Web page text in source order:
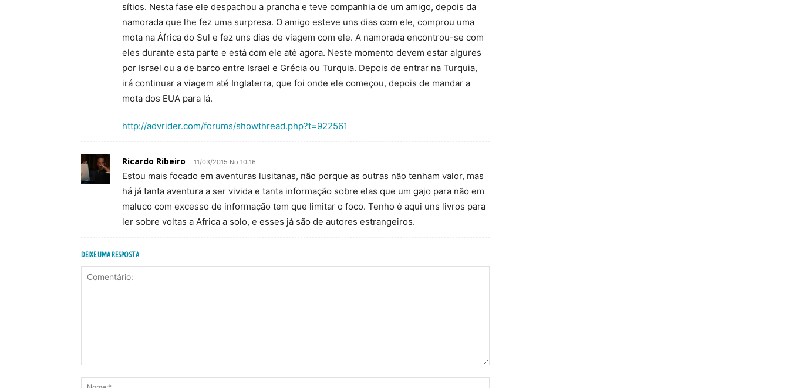
sítios. Nesta fase ele despachou a prancha e teve companhia de um amigo, depois da
namorada que lhe fez uma surpresa. O amigo esteve uns dias com ele, comprou uma
mota na África do Sul e fez uns dias de viagem com ele. A namorada encontrou-se com
eles durante esta parte e está com ele até agora. Neste momento devem estar algures
por Israel ou a de barco entre Israel e Grécia ou Turquia. Depois de entrar na Turquia,
irá continuar a viagem até Inglaterra, que foi onde ele começou, depois de mandar a
mota dos EUA para lá.
http://advrider.com/forums/showthread.php?t=922561
Ricardo Ribeiro 11/03/2015 No 10:16
Estou mais focado em aventuras lusitanas, não porque as outras não tenham valor, mas
há já tanta aventura a ser vivida e tanta informação sobre elas que um gajo para não em
maluco com excesso de informação tem que limitar o foco. Tenho é aqui uns livros para
ler sobre voltas a Africa a solo, e esses já são de autores estrangeiros.
DEIXE UMA RESPOSTA